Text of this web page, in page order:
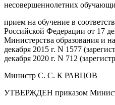
несовершеннолетних
прием на обучение в
Российской Федерации от 17
Министерства образования и
декабря 2015 г. N 1577
декабря 2020 г. N 712
Министр С. С. К РАВЦОВ
УТВЕРЖДЕН приказом